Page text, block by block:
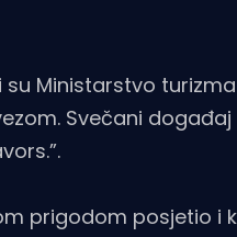
Ministarstvo
Svečani
prigodom posjetio i